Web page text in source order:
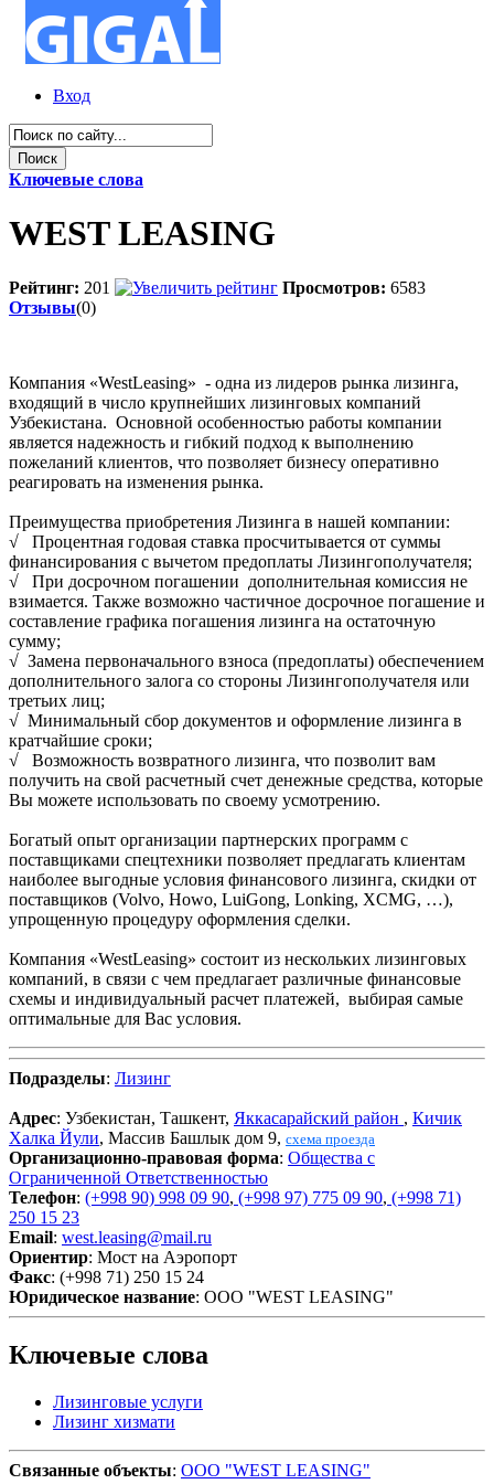
Вход
Ключевые слова
WEST LEASING
Рейтинг: 201 Просмотров: 6583
Отзывы(0)
Компания «WestLeasing» - одна из лидеров рынка лизинга,
входящий в число крупнейших лизинговых компаний
Узбекистана. Основной особенностью работы компании
является надежность и гибкий подход к выполнению
пожеланий клиентов, что позволяет бизнесу оперативно
реагировать на изменения рынка.
Преимущества приобретения Лизинга в нашей компании:
√ Процентная годовая ставка просчитывается от суммы
финансирования с вычетом предоплаты Лизингополучателя;
√ При досрочном погашении дополнительная комиссия не
взимается. Также возможно частичное досрочное погашение и
составление графика погашения лизинга на остаточную
сумму;
√ Замена первоначального взноса (предоплаты) обеспечением
дополнительного залога со стороны Лизингополучателя или
третьих лиц;
√ Минимальный сбор документов и оформление лизинга в
кратчайшие сроки;
√ Возможность возвратного лизинга, что позволит вам
получить на свой расчетный счет денежные средства, которые
Вы можете использовать по своему усмотрению.
Богатый опыт организации партнерских программ с
поставщиками спецтехники позволяет предлагать клиентам
наиболее выгодные условия финансового лизинга, скидки от
поставщиков (Volvo, Howo, LuiGong, Lonking, XCMG, …),
упрощенную процедуру оформления сделки.
Компания «WestLeasing» состоит из нескольких лизинговых
компаний, в связи с чем предлагает различные финансовые
схемы и индивидуальный расчет платежей, выбирая самые
оптимальные для Вас условия.
Подразделы: Лизинг
Адрес: Узбекистан, Ташкент, Яккасарайский район , Кичик
Халка Йули, Массив Башлык дом 9, схема проезда
Организационно-правовая форма: Общества с
Ограниченной Ответственностью
Телефон: (+998 90) 998 09 90, (+998 97) 775 09 90, (+998 71)
250 15 23
Email: west.leasing@mail.ru
Ориентир: Мост на Аэропорт
Факс: (+998 71) 250 15 24
Юридическое название: OOO "WEST LEASING"
Ключевые слова
Лизинговые услуги
Лизинг хизмати
Связанные объекты: OOO "WEST LEASING"